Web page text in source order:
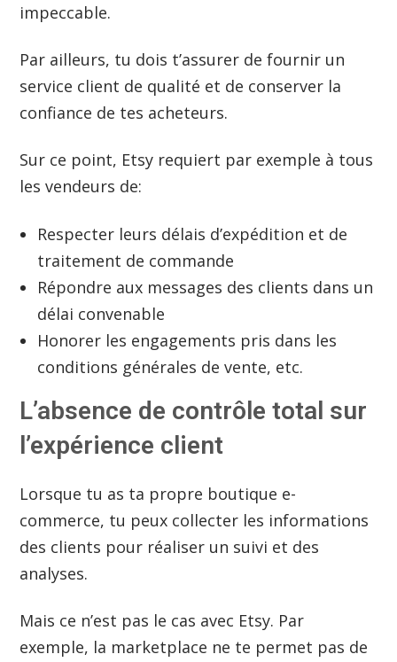
impeccable.
Par ailleurs, tu dois t’assurer de fournir un
service client de qualité et de conserver la
confiance de tes acheteurs.
Sur ce point, Etsy requiert par exemple à tous
les vendeurs de:
Respecter leurs délais d’expédition et de
traitement de commande
Répondre aux messages des clients dans un
délai convenable
Honorer les engagements pris dans les
conditions générales de vente, etc.
L’absence de contrôle total sur
l’expérience client
Lorsque tu as ta propre boutique e-
commerce, tu peux collecter les informations
des clients pour réaliser un suivi et des
analyses.
Mais ce n’est pas le cas avec Etsy. Par
exemple, la marketplace ne te permet pas de